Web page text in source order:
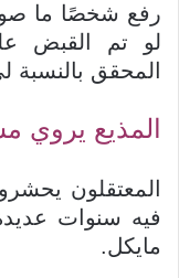
رفع شخصًا ما
لو تم القبض
المحقق بالنسبة
المذيع يروي
المعتقلون
فيه سنوات
مايكل.